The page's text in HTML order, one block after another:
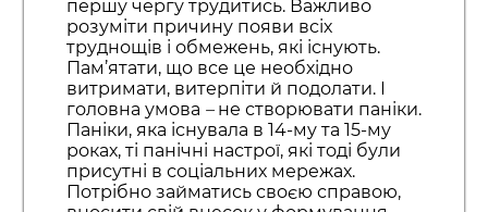
першу чергу трудитись. Важливо
розуміти причину появи всіх
труднощів і обмежень, які існують.
Пам’ятати, що все це необхідно
витримати, витерпіти й подолати. І
головна умова –не створювати паніки.
Паніки, яка існувала в 14-му та 15-му
роках, ті панічні настрої, які тоді були
присутні в соціальних мережах.
Потрібно займатись своєю справою,